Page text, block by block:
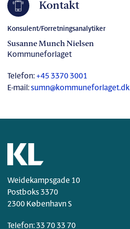
Kontakt
Konsulent/Forretningsanalytiker
Susanne Munch Nielsen
Kommuneforlaget
Telefon: +45 3370 3001
E-mail:sumn@kommuneforlaget.dk
Weidekampsgade 10
Postboks 3370
2300 København S
Telefon:33 70 33 70